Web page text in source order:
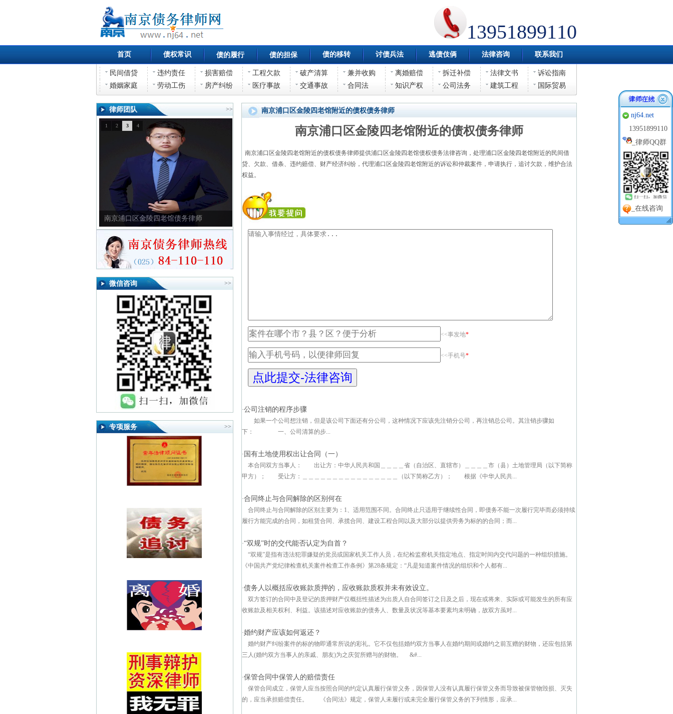
13951899110
首页 债权常识 债的履行 债的担保 债的移转 讨债兵法 逃债伎俩 法律咨询 联系我们
民间借贷 违约责任 损害赔偿 工程欠款 破产清算 兼并收购 离婚赔偿 拆迁补偿 法律文书
诉讼指南
婚姻家庭
劳动工伤 房产纠纷 医疗事故 交通事故 合同法 知识产权 公司法务 建筑工程 国际贸易
律师团队 >>
南京浦口区金陵四老馆债权债务律师
1 2 3 4
微信咨询 >>
专项服务 >>
南京浦口区金陵四老馆附近的债权债务律师
南京浦口区金陵四老馆附近的债权债务律师
南京浦口区金陵四老馆附近的债权债务律师提供浦口区金陵四老馆债权债务法律咨询，处理浦口区金陵四老馆附近的民间借
贷、欠款、借条、违约赔偿、财产经济纠纷，代理浦口区金陵四老馆附近的诉讼和仲裁案件，申请执行，追讨欠款，维护合法
权益。
<<事发地*
<<手机号*
·公司注销的程序步骤
如果一个公司想注销，但是该公司下面还有分公司，这种情况下应该先注销分公司，再注销总公司。其注销步骤如
下： 一、公司清算的步...
· 国有土地使用权出让合同（一）
本合同双方当事人： 出让方：中华人民共和国＿＿＿＿省（自治区、直辖市）＿＿＿＿市（县）土地管理局（以下简称
甲方）； 受让方：＿＿＿＿＿＿＿＿＿＿＿＿＿＿＿＿（以下简称乙方）； 根据《中华人民共...
·合同终止与合同解除的区别何在
合同终止与合同解除的区别主要为：1、适用范围不同。合同终止只适用于继续性合同，即债务不能一次履行完毕而必须持续
履行方能完成的合同，如租赁合同、承揽合同、建设工程合同以及大部分以提供劳务为标的的合同；而...
·“双规”时的交代能否认定为自首？
“双规”是指有违法犯罪嫌疑的党员或国家机关工作人员，在纪检监察机关指定地点、指定时间内交代问题的一种组织措施。
《中国共产党纪律检查机关案件检查工作条例》第28条规定：“凡是知道案件情况的组织和个人都有...
·债务人以概括应收账款质押的，应收账款质权并未有效设立。
双方签订的合同中及登记的质押财产仅概括性描述为出质人自合同签订之日及之后，现在或将来、实际或可能发生的所有应
收账款及相关权利、利益。该描述对应收账款的债务人、数量及状况等基本要素均未明确，故双方虽对...
·婚约财产应该如何返还？
婚约财产纠纷案件的标的物即通常所说的彩礼。它不仅包括婚约双方当事人在婚约期间或婚约之前互赠的财物，还应包括第
三人(婚约双方当事人的亲戚、朋友)为之庆贺所赠与的财物。 &#...
·保管合同中保管人的赔偿责任
保管合同成立，保管人应当按照合同的约定认真履行保管义务，因保管人没有认真履行保管义务而导致被保管物毁损、灭失
的，应当承担赔偿责任。 《合同法》规定，保管人未履行或未完全履行保管义务的下列情形，应承...
nj64.net
13951899110
_ 律师QQ群
_在线咨询